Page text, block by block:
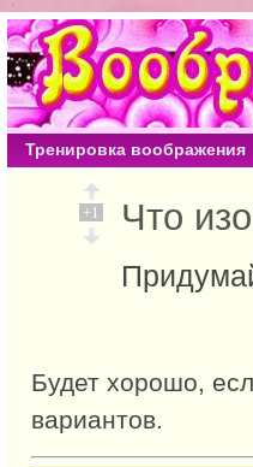
Тренировка воображения
+1 Что
Будет хорошо,
вариантов.